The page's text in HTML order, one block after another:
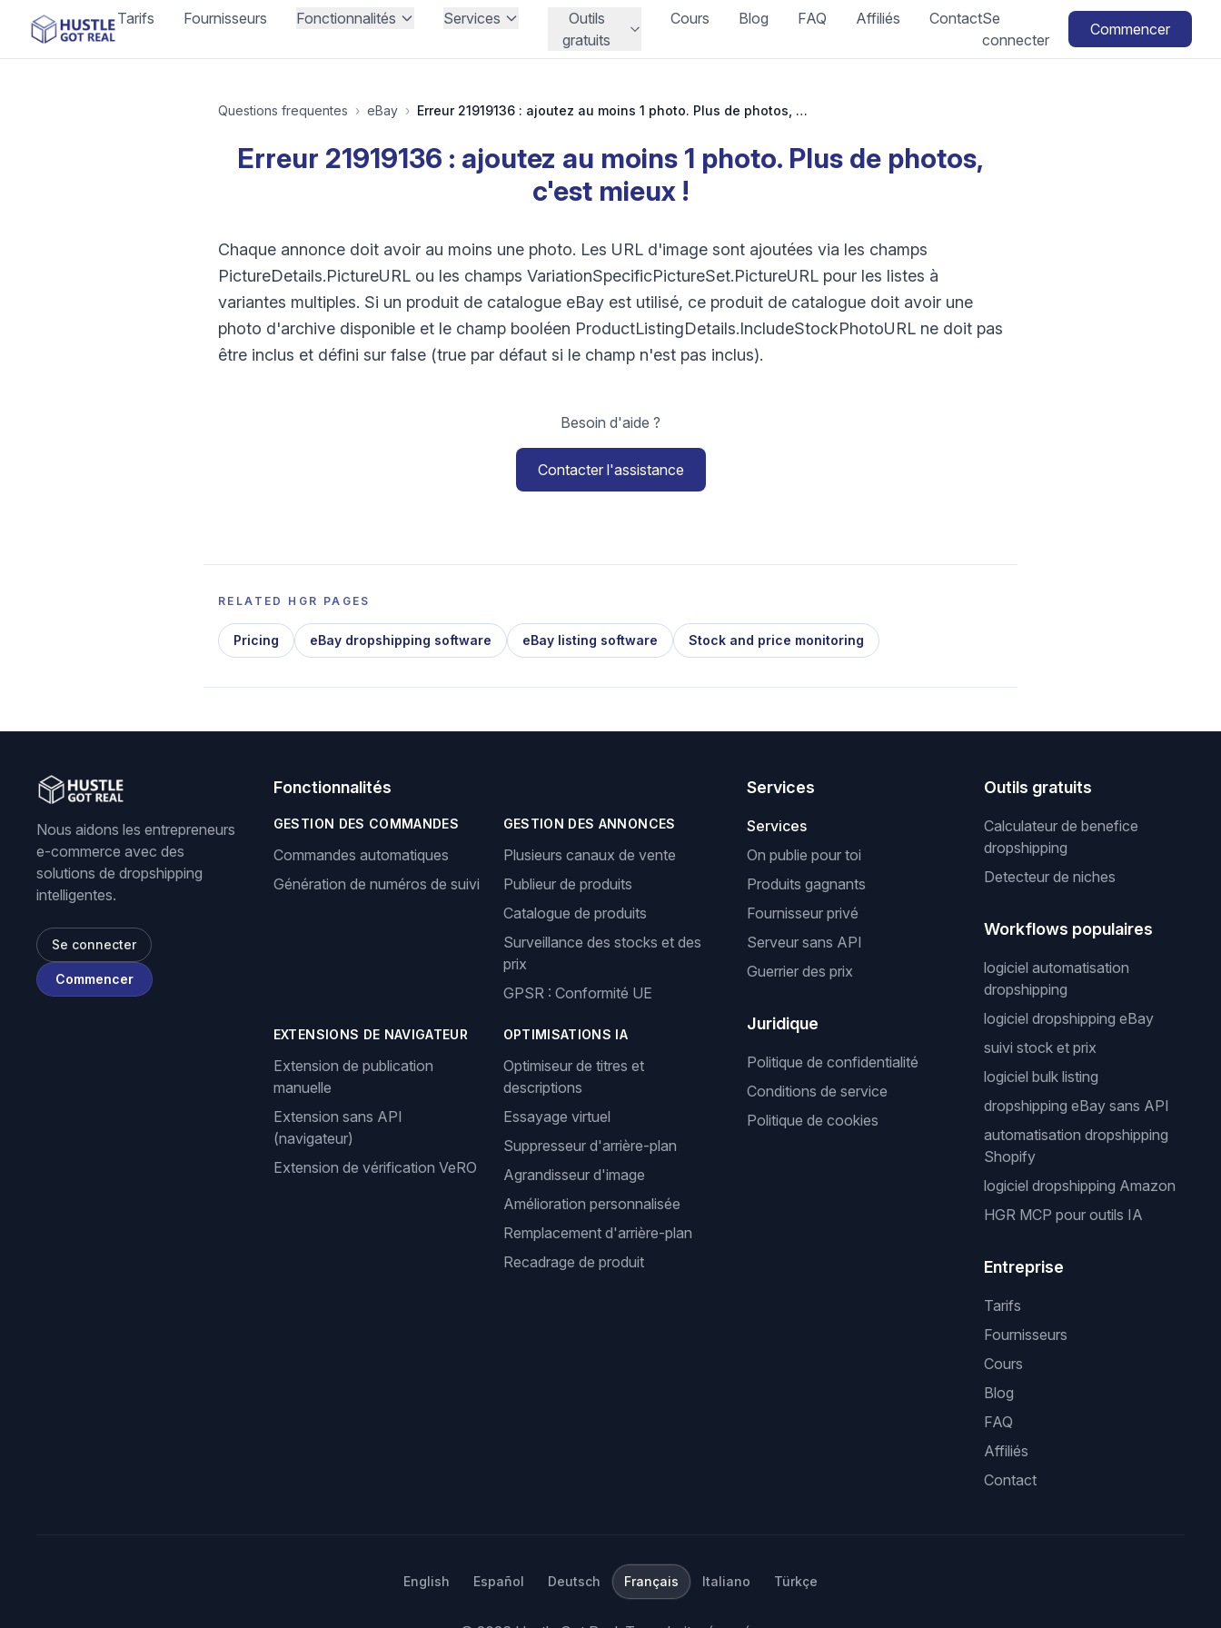
Tarifs Fournisseurs Fonctionnalités Services
Outils
gratuits
Cours Blog FAQ Affiliés ContactSe
connecter
Commencer
Questions frequentes › eBay › Erreur 21919136 : ajoutez au moins 1 photo. Plus de photos, c'est mieux !
Erreur 21919136 : ajoutez au moins 1 photo. Plus de photos,
c'est mieux !
Chaque annonce doit avoir au moins une photo. Les URL d'image sont ajoutées via les champs
PictureDetails.PictureURL ou les champs VariationSpecificPictureSet.PictureURL pour les listes à
variantes multiples. Si un produit de catalogue eBay est utilisé, ce produit de catalogue doit avoir une
photo d'archive disponible et le champ booléen ProductListingDetails.IncludeStockPhotoURL ne doit pas
être inclus et défini sur false (true par défaut si le champ n'est pas inclus).
Besoin d'aide ?
Contacter l'assistance
RELATED HGR PAGES
Pricing eBay dropshipping software eBay listing software Stock and price monitoring
Nous aidons les entrepreneurs
e-commerce avec des
solutions de dropshipping
intelligentes.
Se connecter
Commencer
Fonctionnalités
GESTION DES COMMANDES
Commandes automatiques
Génération de numéros de suivi
GESTION DES ANNONCES
Plusieurs canaux de vente
Publieur de produits
Catalogue de produits
Surveillance des stocks et des
prix
GPSR : Conformité UE
EXTENSIONS DE NAVIGATEUR
Extension de publication
manuelle
Extension sans API
(navigateur)
Extension de vérification VeRO
OPTIMISATIONS IA
Optimiseur de titres et
descriptions
Essayage virtuel
Suppresseur d'arrière-plan
Agrandisseur d'image
Amélioration personnalisée
Remplacement d'arrière-plan
Recadrage de produit
Services
Services
On publie pour toi
Produits gagnants
Fournisseur privé
Serveur sans API
Guerrier des prix
Juridique
Politique de confidentialité
Conditions de service
Politique de cookies
Outils gratuits
Calculateur de benefice
dropshipping
Detecteur de niches
Workflows populaires
logiciel automatisation
dropshipping
logiciel dropshipping eBay
suivi stock et prix
logiciel bulk listing
dropshipping eBay sans API
automatisation dropshipping
Shopify
logiciel dropshipping Amazon
HGR MCP pour outils IA
Entreprise
Tarifs
Fournisseurs
Cours
Blog
FAQ
Affiliés
Contact
English Español Deutsch Français Italiano Türkçe